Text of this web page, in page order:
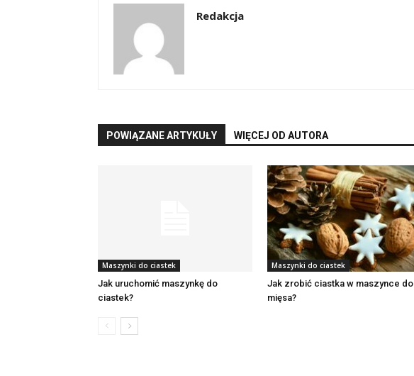
Redakcja
POWIĄZANE ARTYKUŁY WIĘCEJ OD AUTORA
Maszynki do ciastek
Jak uruchomić maszynkę do
ciastek?
Maszynki do ciastek
Jak zrobić ciastka w maszynce do
mięsa?